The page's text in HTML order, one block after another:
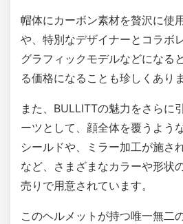
帽体にカーボン素材を贅沢に使
や、特別なデザイナーとコラボ
グラフィックモデルなどになる
る価格になることも珍しくあり
また、BULLITTの魅力をさらに
ーツとして、顔全体を覆うよう
シールドや、ミラー加工が施さ
など、さまざまなカラーや形状
売りで用意されています。
このヘルメットが持つ唯一無二